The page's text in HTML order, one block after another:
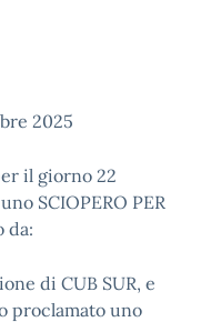
2025
il giorno 22
SCIOPERO PER
da:
di CUB SUR, e
proclamato uno